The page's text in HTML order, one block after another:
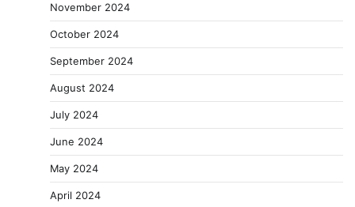
November 2024
October 2024
September 2024
August 2024
July 2024
June 2024
May 2024
April 2024